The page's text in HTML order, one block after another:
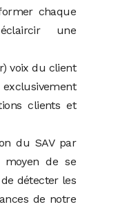
chaque
une
voix du client
clients et
du SAV par
de se
détecter les
de notre